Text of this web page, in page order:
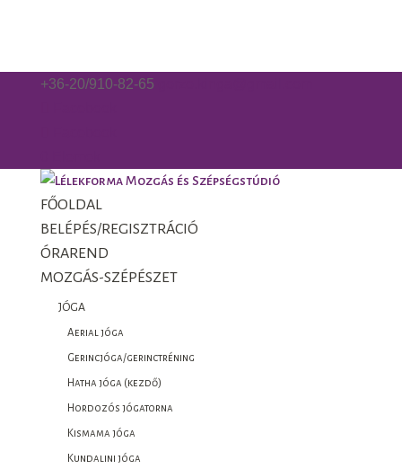
+36-20/910-82-65
FŐOLDAL
BELÉPÉS/REGISZTRÁCIÓ
ÓRAREND
MOZGÁS-SZÉPÉSZET
JÓGA
Aerial jóga
Gerincjóga/gerinctréning
Hatha jóga (kezdő)
Hordozós jógatorna
Kismama jóga
Kundalini jóga